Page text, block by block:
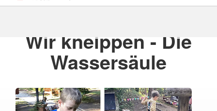
Wir kneippen - Die
Wassersäule